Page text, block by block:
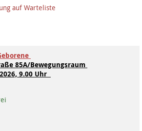
Moorlilienweg /
Pfarrlandplatz
Straße
Kapellenbrink /
König-Ludwig-Straße
Levester Straße
auf Warteliste
85A/Bewegungsraum
9.00 Uhr